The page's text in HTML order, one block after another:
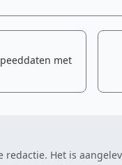
met
Het is